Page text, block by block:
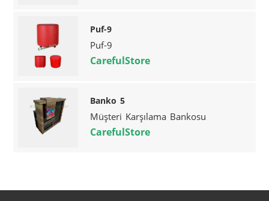
Puf-9
Puf-9
CarefulStore
Banko 5
Müşteri Karşılama Bankosu
CarefulStore